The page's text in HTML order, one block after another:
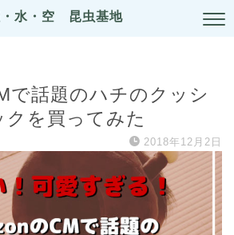
・水・空 昆虫基地
で話題のハチのクッシ
クを買ってみた
2018年12月2日